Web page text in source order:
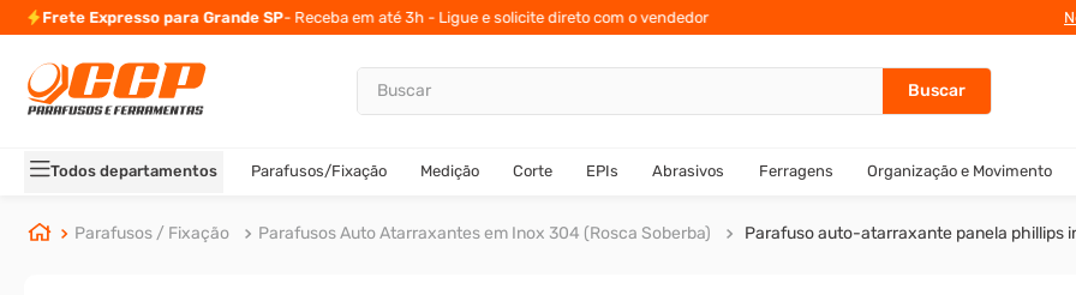
Frete Expresso para Grande SP- Receba em até 3h - Ligue e solicite direto com o vendedor 10% de
Buscar
Todos departamentos Parafusos/Fixação Medição Corte EPIs Abrasivos Ferragens Organização e Movimento
Parafusos / Fixação Parafusos Auto Atarraxantes em Inox 304 (Rosca Soberba) Parafuso auto-atarraxante panela phillips
TERMOS MAIS BUSCADOS
2º
porca
3º
arruela